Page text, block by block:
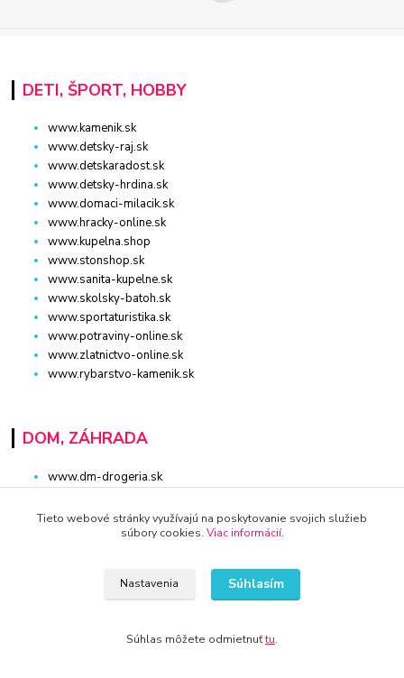
DETI, ŠPORT, HOBBY
www.kamenik.sk
www.detsky-raj.sk
www.detskaradost.sk
www.detsky-hrdina.sk
www.domaci-milacik.sk
www.hracky-online.sk
www.kupelna.shop
www.stonshop.sk
www.sanita-kupelne.sk
www.skolsky-batoh.sk
www.sportaturistika.sk
www.potraviny-online.sk
www.zlatnictvo-online.sk
www.rybarstvo-kamenik.sk
DOM, ZÁHRADA
www.dm-drogeria.sk
www.najvypredaj.sk
www.topvypredaj.sk
www.retromaxishop.sk
www.osvetlenie-svietidla.eu
Tieto webové stránky využívajú na poskytovanie svojich služieb
súbory cookies. Viac informácií.
Nastavenia Súhlasím
Súhlas môžete odmietnuťtu.